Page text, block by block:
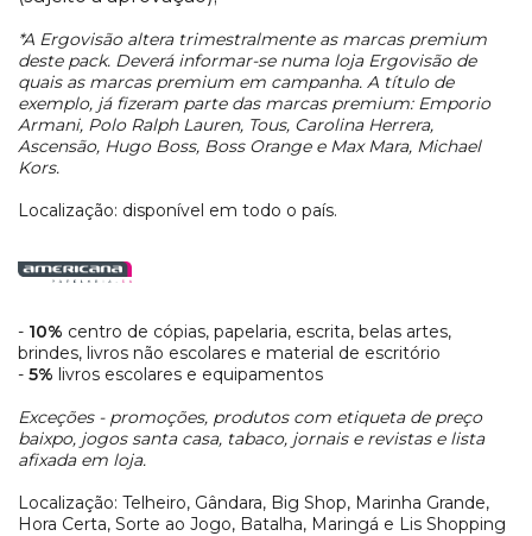
*A Ergovisão altera trimestralmente as marcas premium
deste pack. Deverá informar-se numa loja Ergovisão de
quais as marcas premium em campanha. A título de
exemplo, já fizeram parte das marcas premium: Emporio
Armani, Polo Ralph Lauren, Tous, Carolina Herrera,
Ascensão, Hugo Boss, Boss Orange e Max Mara, Michael
Kors.
Localização: disponível em todo o país.
- 10% centro de cópias, papelaria, escrita, belas artes,
brindes, livros não escolares e material de escritório
- 5% livros escolares e equipamentos
Exceções - promoções, produtos com etiqueta de preço
baixpo, jogos santa casa, tabaco, jornais e revistas e lista
afixada em loja.
Localização: Telheiro, Gândara, Big Shop, Marinha Grande,
Hora Certa, Sorte ao Jogo, Batalha, Maringá e Lis Shopping